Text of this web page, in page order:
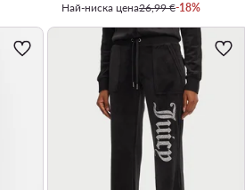
Най-ниска цена26,99 €-18%